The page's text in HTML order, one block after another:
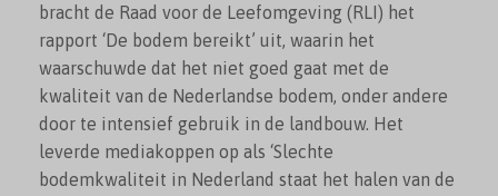
bracht de Raad voor de Leefomgeving (RLI) het
rapport ‘De bodem bereikt’ uit, waarin het
waarschuwde dat het niet goed gaat met de
kwaliteit van de Nederlandse bodem, onder andere
door te intensief gebruik in de landbouw. Het
leverde mediakoppen op als ‘Slechte
bodemkwaliteit in Nederland staat het halen van de